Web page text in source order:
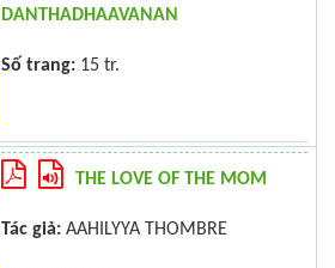
DANTHADHAAVANAN
Số trang: 15 tr.
THE LOVE OF THE MOM
Tác giả: AAHILYYA THOMBRE